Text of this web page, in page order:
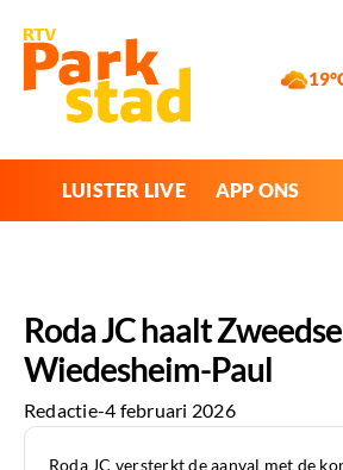
LUISTER LIVE APP ONS
Roda JC haalt
Wiedesheim-Paul
Redactie-4 februari 2026
Roda JC versterkt de aanval met de